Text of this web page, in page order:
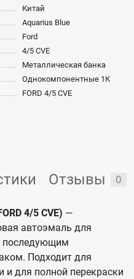
Китай
Aquarius Blue
Ford
4/5 CVE
Металлическая банка
Однокомпонентные 1К
FORD 4/5 CVE
Отзывы 0
4/5 CVE) —
автоэмаль для
последующим
Подходит для
и для полной перекраски